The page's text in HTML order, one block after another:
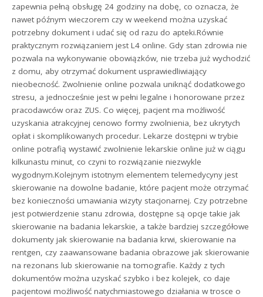
zapewnia pełną obsługę 24 godziny na dobę, co oznacza, że
nawet późnym wieczorem czy w weekend można uzyskać
potrzebny dokument i udać się od razu do apteki.Równie
praktycznym rozwiązaniem jest L4 online. Gdy stan zdrowia nie
pozwala na wykonywanie obowiązków, nie trzeba już wychodzić
z domu, aby otrzymać dokument usprawiedliwiający
nieobecność. Zwolnienie online pozwala uniknąć dodatkowego
stresu, a jednocześnie jest w pełni legalne i honorowane przez
pracodawców oraz ZUS. Co więcej, pacjent ma możliwość
uzyskania atrakcyjnej cenowo formy zwolnienia, bez ukrytych
opłat i skomplikowanych procedur. Lekarze dostępni w trybie
online potrafią wystawić zwolnienie lekarskie online już w ciągu
kilkunastu minut, co czyni to rozwiązanie niezwykle
wygodnym.Kolejnym istotnym elementem telemedycyny jest
skierowanie na dowolne badanie, które pacjent może otrzymać
bez konieczności umawiania wizyty stacjonarnej. Czy potrzebne
jest potwierdzenie stanu zdrowia, dostępne są opcje takie jak
skierowanie na badania lekarskie, a także bardziej szczegółowe
dokumenty jak skierowanie na badania krwi, skierowanie na
rentgen, czy zaawansowane badania obrazowe jak skierowanie
na rezonans lub skierowanie na tomografie. Każdy z tych
dokumentów można uzyskać szybko i bez kolejek, co daje
pacjentowi możliwość natychmiastowego działania w trosce o